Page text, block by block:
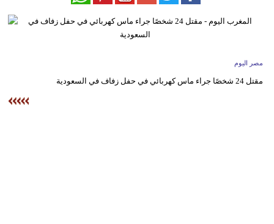
سياحة
أخبار
مصر اليوم
مقتل 24 شخصًا جراء ماس كهربائي في حفل زفاف في السعودية